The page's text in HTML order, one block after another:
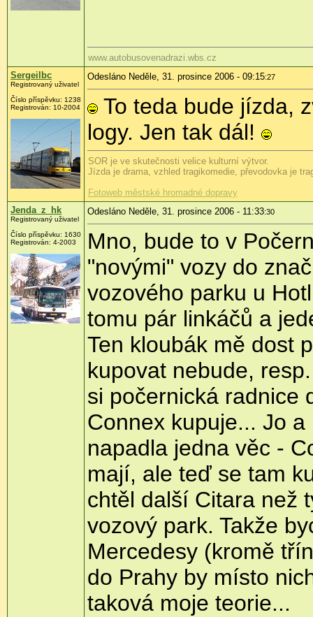
www.autobusovenadrazi.wbs.cz
Sergeilbc
Registrovaný uživatel
Číslo příspěvku: 1238
Registrován: 10-2004
Odesláno Neděle, 31. prosince 2006 - 09:15:27
To teda bude jízda,
logy. Jen tak dál!
SOR je ve skutečnosti velice kulturní výtvor.
Jízda je drama, vzhled tragikomedie, převodovka je
Fotoweb městské hromadné dopravy
Jenda_z_hk
Registrovaný uživatel
Číslo příspěvku: 1630
Registrován: 4-2003
Odesláno Neděle, 31. prosince 2006 - 11:33:30
Mno, bude to v
"novými" vozy do
vozového parku u
tomu pár linkáčů a
Ten kloubák mě dost
kupovat nebude,
si počernická radnice
Connex kupuje... Jo
napadla jedna věc -
mají, ale teď se tam
chtěl další Citara než
vozový park. Takže
Mercedesy (kromě
do Prahy by místo
taková moje teorie...